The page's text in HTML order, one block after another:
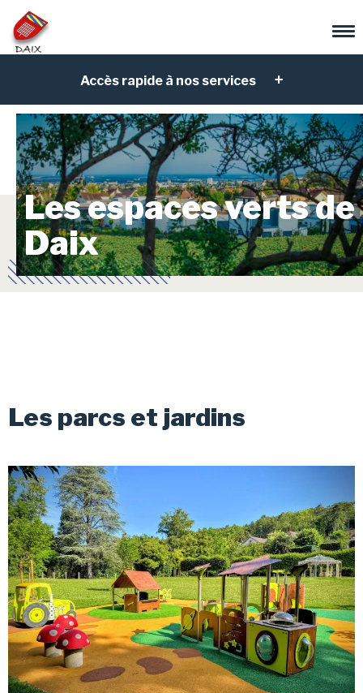
Accès rapide à nos services
Les espaces verts de
Daix
Les parcs et jardins